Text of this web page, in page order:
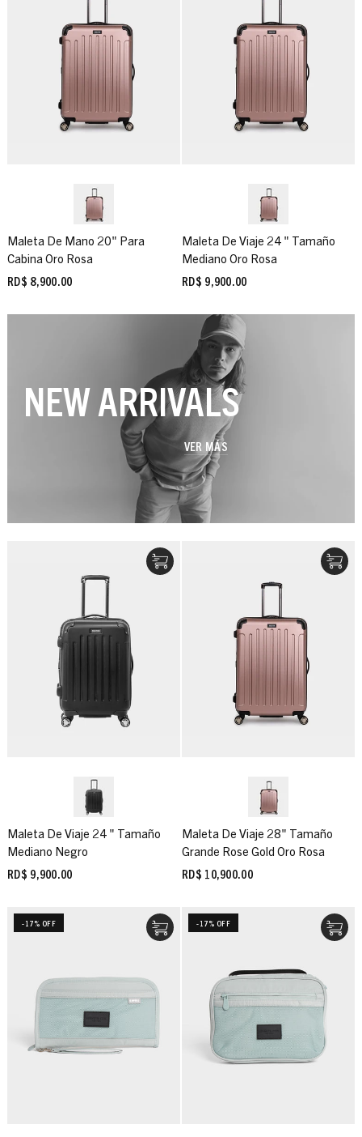
Maleta De Mano 20" Para
Cabina Oro Rosa
RD$ 8,900.00
Maleta De Viaje 24 " Tamaño
Mediano Oro Rosa
RD$ 9,900.00
NEW ARRIVALS
VER MÁS
Maleta De Viaje 24 " Tamaño
Mediano Negro
RD$ 9,900.00
Maleta De Viaje 28" Tamaño
Grande Rose Gold Oro Rosa
RD$ 10,900.00
-17% OFF -17% OFF